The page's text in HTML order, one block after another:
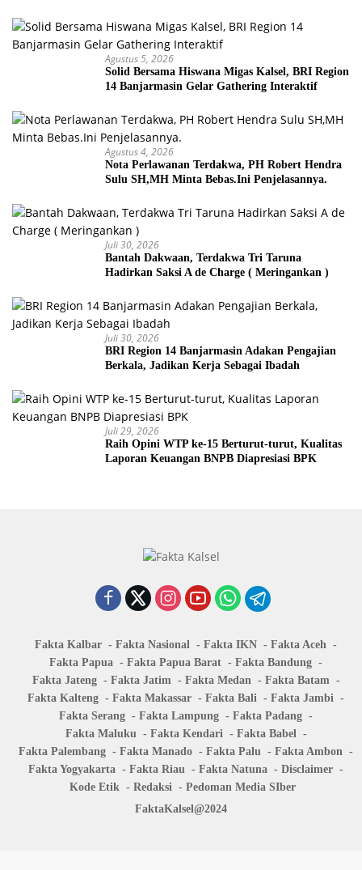
Agustus 5, 2026
Solid Bersama Hiswana Migas Kalsel, BRI Region
14 Banjarmasin Gelar Gathering Interaktif
Agustus 4, 2026
Nota Perlawanan Terdakwa, PH Robert Hendra
Sulu SH,MH Minta Bebas.Ini Penjelasannya.
Juli 30, 2026
Bantah Dakwaan, Terdakwa Tri Taruna
Hadirkan Saksi A de Charge ( Meringankan )
Juli 30, 2026
BRI Region 14 Banjarmasin Adakan Pengajian
Berkala, Jadikan Kerja Sebagai Ibadah
Juli 29, 2026
Raih Opini WTP ke-15 Berturut-turut, Kualitas
Laporan Keuangan BNPB Diapresiasi BPK
Fakta Kalbar Fakta Nasional Fakta IKN
Fakta Aceh
Fakta Papua
Fakta Papua Barat
Fakta Bandung
Fakta Jateng
Fakta Jatim Fakta Medan
Fakta Batam
Fakta Kalteng
Fakta Makassar Fakta Bali
Fakta Jambi
Fakta Serang
Fakta Lampung
Fakta Padang
Fakta Maluku
Fakta Kendari
Fakta Babel
Fakta Palembang
Fakta Manado Fakta Palu
Fakta Ambon
Fakta Yogyakarta
Fakta Riau Fakta Natuna
Disclaimer
Kode Etik
Redaksi
Pedoman Media SIber
FaktaKalsel@2024